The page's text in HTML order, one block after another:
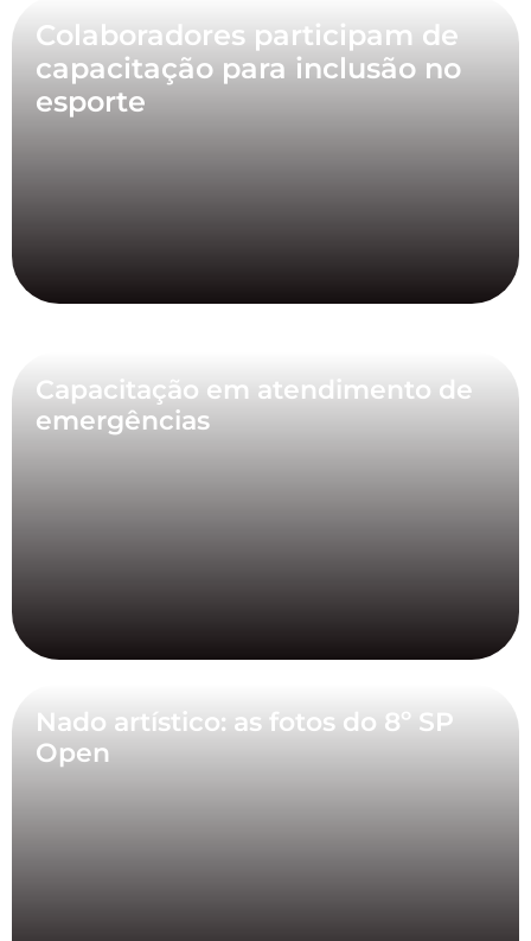
Colaboradores participam de
capacitação para inclusão no
esporte
Capacitação em atendimento de
emergências
Nado artístico: as fotos do 8º SP
Open